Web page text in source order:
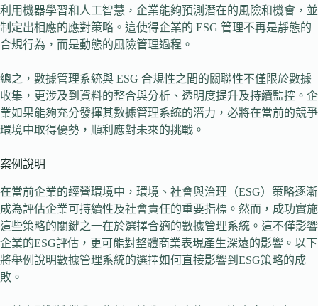
利用機器學習和人工智慧，企業能夠預測潛在的風險和機會，並
制定出相應的應對策略。這使得企業的 ESG 管理不再是靜態的
合規行為，而是動態的風險管理過程。
總之，數據管理系統與 ESG 合規性之間的關聯性不僅限於數據
收集，更涉及到資料的整合與分析、透明度提升及持續監控。企
業如果能夠充分發揮其數據管理系統的潛力，必將在當前的競爭
環境中取得優勢，順利應對未來的挑戰。
案例說明
在當前企業的經營環境中，環境、社會與治理（ESG）策略逐漸
成為評估企業可持續性及社會責任的重要指標。然而，成功實施
這些策略的關鍵之一在於選擇合適的數據管理系統。這不僅影響
企業的ESG評估，更可能對整體商業表現產生深遠的影響。以下
將舉例說明數據管理系統的選擇如何直接影響到ESG策略的成
敗。